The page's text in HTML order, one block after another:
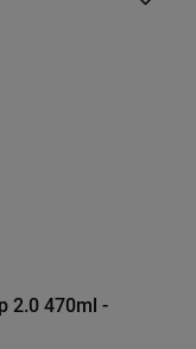
2.0 470ml -